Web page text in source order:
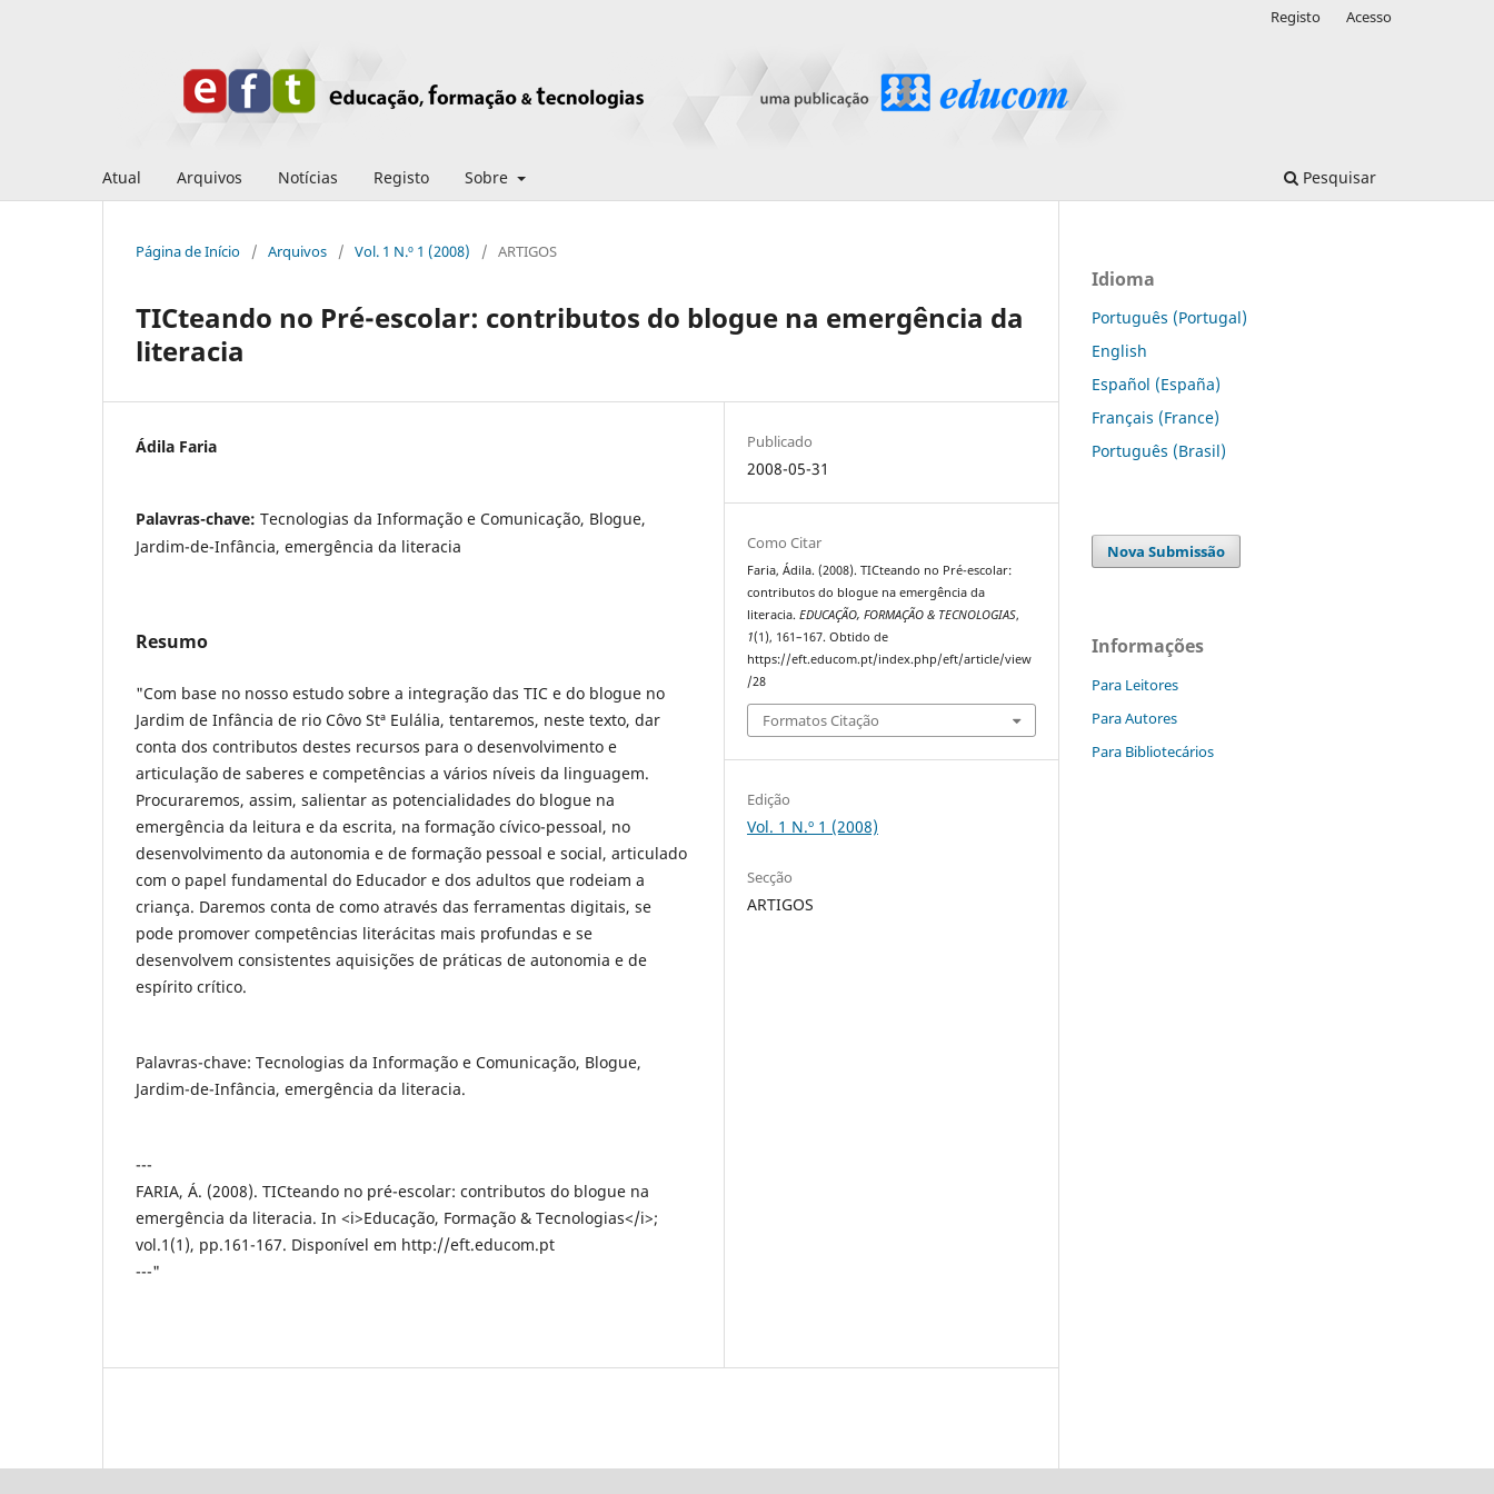
Atual Arquivos Notícias Registo Sobre Pesquisar
Registo Acesso
Página de Início / Arquivos / Vol. 1 N.º 1 (2008) / ARTIGOS
TICteando no Pré-escolar: contributos do blogue na emergência da
literacia
Ádila Faria
Palavras-chave: Tecnologias da Informação e Comunicação, Blogue,
Jardim-de-Infância, emergência da literacia
Resumo
"Com base no nosso estudo sobre a integração das TIC e do blogue no
Jardim de Infância de rio Côvo Stª Eulália, tentaremos, neste texto, dar
conta dos contributos destes recursos para o desenvolvimento e
articulação de saberes e competências a vários níveis da linguagem.
Procuraremos, assim, salientar as potencialidades do blogue na
emergência da leitura e da escrita, na formação cívico-pessoal, no
desenvolvimento da autonomia e de formação pessoal e social, articulado
com o papel fundamental do Educador e dos adultos que rodeiam a
criança. Daremos conta de como através das ferramentas digitais, se
pode promover competências literácitas mais profundas e se
desenvolvem consistentes aquisições de práticas de autonomia e de
espírito crítico.
Palavras-chave: Tecnologias da Informação e Comunicação, Blogue,
Jardim-de-Infância, emergência da literacia.
---
FARIA, Á. (2008). TICteando no pré-escolar: contributos do blogue na
emergência da literacia. In <i>Educação, Formação & Tecnologias</i>;
vol.1(1), pp.161-167. Disponível em http://eft.educom.pt
---"
Publicado
2008-05-31
Como Citar
Faria, Ádila. (2008). TICteando no Pré-escolar:
contributos do blogue na emergência da
literacia.EDUCAÇÃO, FORMAÇÃO & TECNOLOGIAS,
1(1), 161–167. Obtido de
https://eft.educom.pt/index.php/eft/article/view
/28
Formatos Citação
Edição
Vol. 1 N.º 1 (2008)
Secção
ARTIGOS
Idioma
Português (Portugal)
English
Español (España)
Français (France)
Português (Brasil)
Nova Submissão
Informações
Para Leitores
Para Autores
Para Bibliotecários